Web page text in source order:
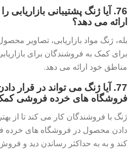
76. آیا ژنگ پشتیبانی
ارائه می دهد؟
بله، ژنگ مواد بازاریابی، تصاویر
برای کمک به فروشندگان برای
مناطق خود ارائه می دهد.
77. آیا ژنگ می تواند در قرار
فروشگاه های خرده فروشی
ژنگ با فروشندگان کار می کند تا از
دادن محصول در فروشگاه های خرده
کند و به به حداکثر رساندن دید و